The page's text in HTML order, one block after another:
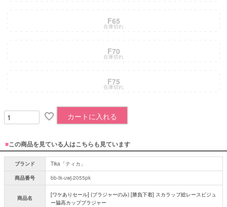
F65
在庫切れ
F70
在庫切れ
F75
在庫切れ
カートに入れる
■この商品を見ている人はこちらも見ています
ブランド
Tika「ティカ」
商品番号
bb-tk-uwj-2055pk
商品名
[ワケありセール] (ブラジャーのみ) [勝負下着] スカラップ総レースビジュ
ー脇高カップブラジャー